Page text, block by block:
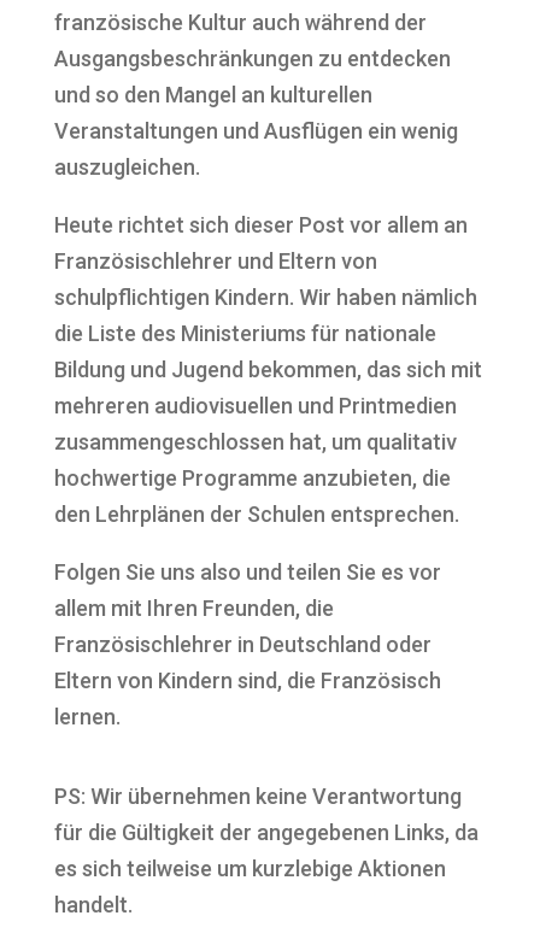
französische Kultur auch während der
Ausgangsbeschränkungen zu entdecken
und so den Mangel an kulturellen
Veranstaltungen und Ausflügen ein wenig
auszugleichen.
Heute richtet sich dieser Post vor allem an
Französischlehrer und Eltern von
schulpflichtigen Kindern. Wir haben nämlich
die Liste des Ministeriums für nationale
Bildung und Jugend bekommen, das sich mit
mehreren audiovisuellen und Printmedien
zusammengeschlossen hat, um qualitativ
hochwertige Programme anzubieten, die
den Lehrplänen der Schulen entsprechen.
Folgen Sie uns also und teilen Sie es vor
allem mit Ihren Freunden, die
Französischlehrer in Deutschland oder
Eltern von Kindern sind, die Französisch
lernen.
PS: Wir übernehmen keine Verantwortung
für die Gültigkeit der angegebenen Links, da
es sich teilweise um kurzlebige Aktionen
handelt.